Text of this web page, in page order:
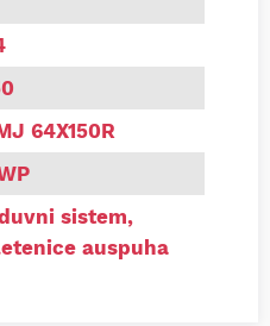
64X150R
sistem,
auspuha